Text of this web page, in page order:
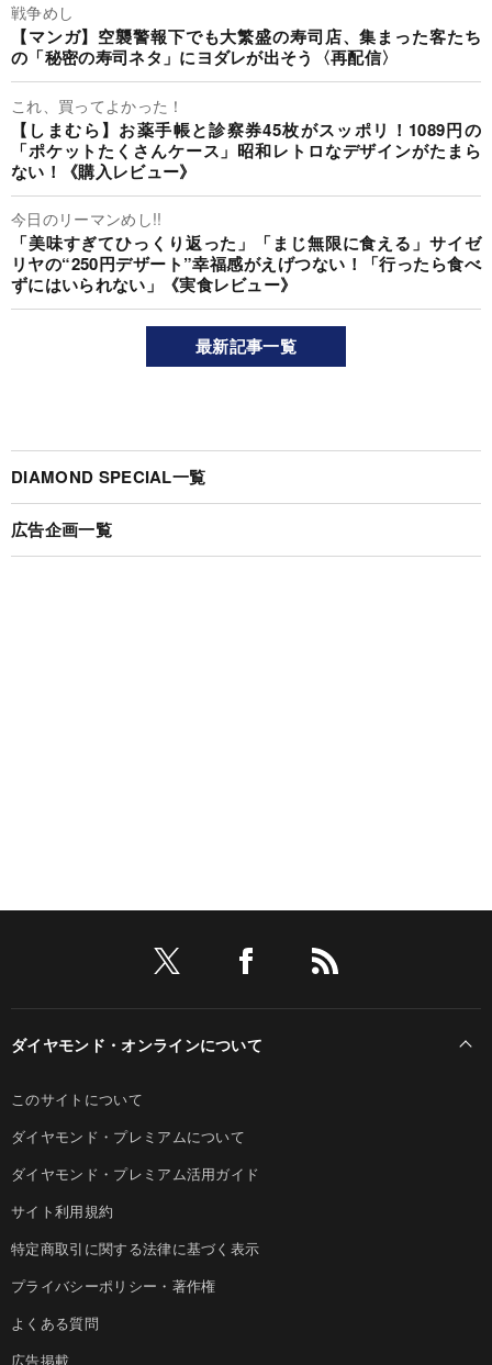
戦争めし
【マンガ】空襲警報下でも大繁盛の寿司店、集まった客たち
の「秘密の寿司ネタ」にヨダレが出そう〈再配信〉
これ、買ってよかった！
【しまむら】お薬手帳と診察券45枚がスッポリ！1089円の
「ポケットたくさんケース」昭和レトロなデザインがたまら
ない！《購入レビュー》
今日のリーマンめし!!
「美味すぎてひっくり返った」「まじ無限に食える」サイゼ
リヤの“250円デザート”幸福感がえげつない！「行ったら食べ
ずにはいられない」《実食レビュー》
最新記事一覧
DIAMOND SPECIAL一覧
広告企画一覧
ダイヤモンド・オンラインについて
このサイトについて
ダイヤモンド・プレミアムについて
ダイヤモンド・プレミアム活用ガイド
サイト利用規約
特定商取引に関する法律に基づく表示
プライバシーポリシー・著作権
よくある質問
広告掲載